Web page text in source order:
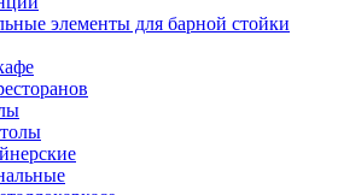
элементы для барной стойки